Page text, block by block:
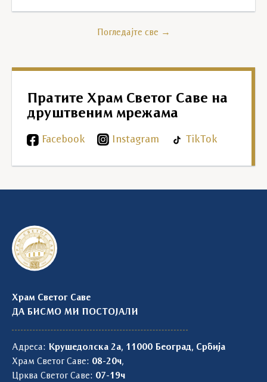
Погледајте све →
Пратите Храм Светог Саве на
друштвеним мрежама
Facebook Instagram TikTok
Храм Светог Саве
ДА БИСМО МИ ПОСТОЈАЛИ
Адреса: Крушедолска 2а, 11000 Београд, Србија
Храм Светог Саве: 08-20ч,
Црква Светог Саве: 07-19ч